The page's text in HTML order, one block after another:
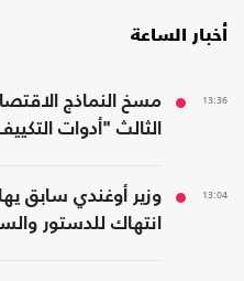
أخبار الساعة
13:36
مسخ النماذج
الثالث "أدوات
13:04
وزير أوغندي سابق
انتهاك للدستور